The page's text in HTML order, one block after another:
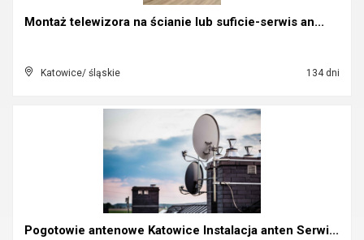
Montaż telewizora na ścianie lub suficie-serwis an...
Katowice/ śląskie 134 dni
Pogotowie antenowe Katowice Instalacja anten Serwi...